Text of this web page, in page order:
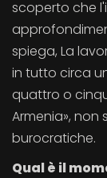
scoperto che
spiega, La
in tutto circa
quattro o
Armenia»,
burocratiche.
Qual è il